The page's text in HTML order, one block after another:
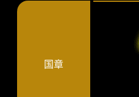
国章